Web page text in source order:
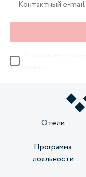
Отели
Программа
лояльности